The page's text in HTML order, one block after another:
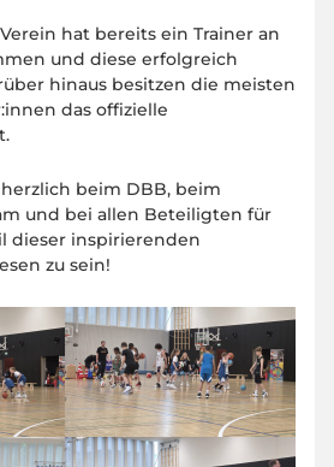
hat bereits ein Trainer an
und diese erfolgreich
hinaus besitzen die meisten
das offizielle
beim DBB, beim
und bei allen Beteiligten für
dieser inspirierenden
zu sein!